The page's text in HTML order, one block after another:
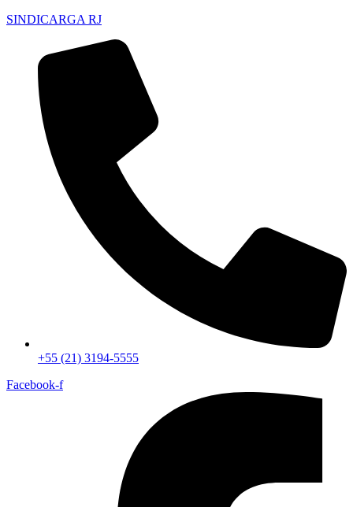
SINDICARGA RJ
+55 (21) 3194-5555
Facebook-f